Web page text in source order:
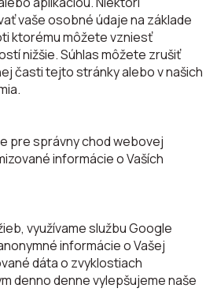
vaše osobné údaje na základe
ktorému môžete vzniesť
nižšie. Súhlas môžete zrušiť
časti tejto stránky alebo v našich
pre správny chod webovej
informácie o Vaších
využívame službu Google
informácie o Vašej
dáta o zvyklostiach
denno denne vylepšujeme naše